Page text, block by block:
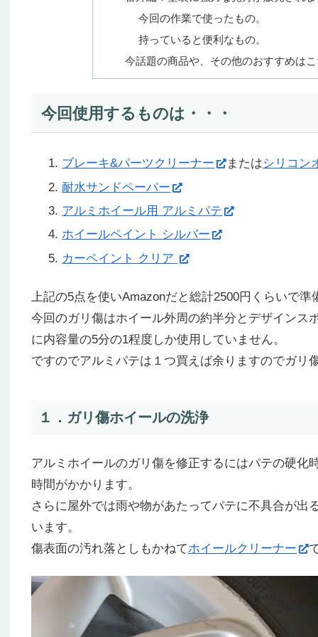
今回の作業で使ったもの。
持っていると便利なもの。
今話題の商品や、その他のおすすめは
今回使用するものは・・・
ブレーキ&パーツクリーナー またはシリコン
耐水サンドペーパー
アルミホイール用 アルミパテ
ホイールペイント シルバー
カーペイント クリア
上記の5点を使いAmazonだと総計2500円くらいで準
今回のガリ傷はホイール外周の約半分とデザインス
に内容量の5分の1程度しか使用していません。
ですのでアルミパテは１つ買えば余りますのでガリ
１．ガリ傷ホイールの洗浄
アルミホイールのガリ傷を修正するにはパテの硬
時間がかかります。
さらに屋外では雨や物があたってパテに不具合が
います。
傷表面の汚れ落としもかねてホイールクリーナー